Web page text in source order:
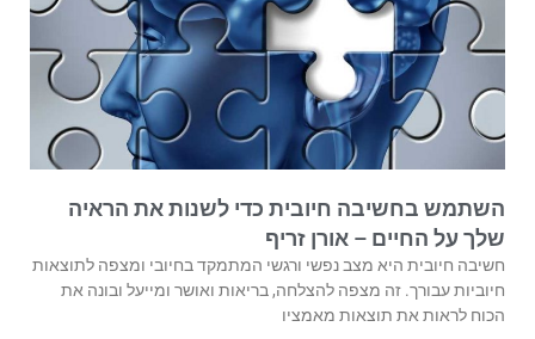
השתמש בחשיבה חיובית כדי לשנות את הראיה
שלך על החיים – אורן זריף
חשיבה חיובית היא מצב נפשי ורגשי המתמקד בחיובי ומצפה לתוצאות
חיוביות עבורך. זה מצפה להצלחה, בריאות ואושר ומייעל ובונה את
הכוח לראות את תוצאות מאמציו